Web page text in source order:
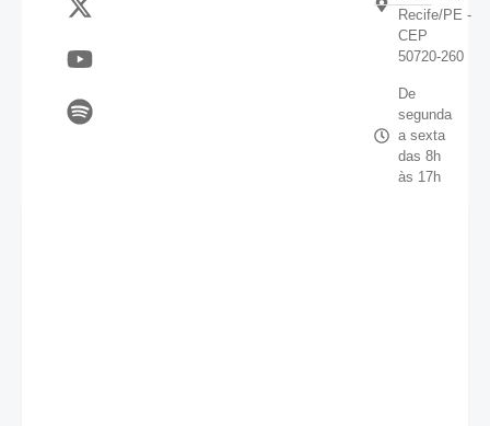
Recife/PE -
CEP
50720-260
De
segunda
a sexta
das 8h
às 17h